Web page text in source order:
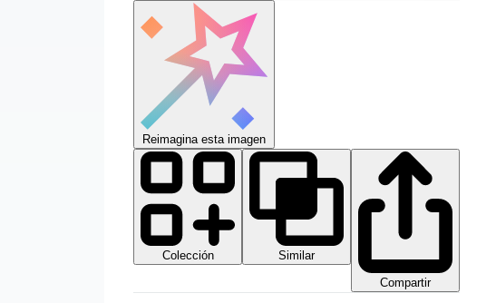
Reimagina esta imagen
Colección
Similar
Compartir